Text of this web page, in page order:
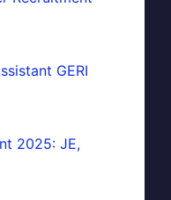
GERI
2025: JE,